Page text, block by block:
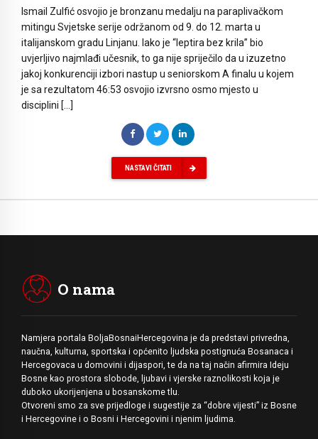
Ismail Zulfić osvojio je bronzanu medalju na paraplivačkom
mitingu Svjetske serije održanom od 9. do 12. marta u
italijanskom gradu Linjanu. Iako je “leptira bez krila” bio
uvjerljivo najmlađi učesnik, to ga nije spriječilo da u izuzetno
jakoj konkurenciji izbori nastup u seniorskom A finalu u kojem
je sa rezultatom 46:53 osvojio izvrsno osmo mjesto u
disciplini […]
NASTAVI ČITATI
O nama
Namjera portala BoljaBosnaiHercegovina je da predstavi privredna,
naučna, kulturna, sportska i općenito ljudska postignuća Bosanaca i
Hercegovaca u domovini i dijaspori, te da na taj način afirmira Ideju
Bosne kao prostora slobode, ljubavi i vjerske raznolikosti koja je
duboko ukorijenjena u bosanskome tlu.
Otvoreni smo za sve prijedloge i sugestije za “dobre vijesti” iz Bosne
i Hercegovine i o Bosni i Hercegovini i njenim ljudima.